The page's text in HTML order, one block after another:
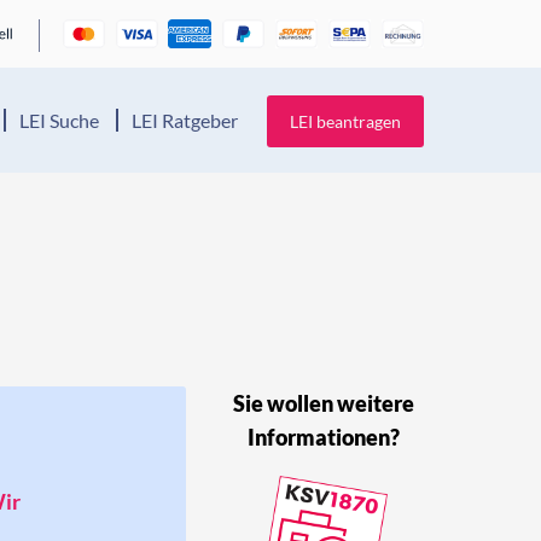
LEI Suche LEI Ratgeber LEI beantragen
Sie wollen weitere
Informationen?